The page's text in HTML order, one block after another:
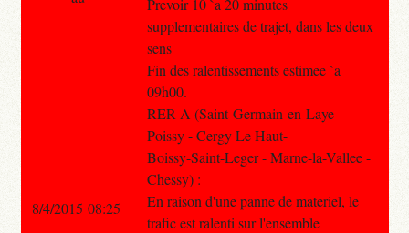
Prevoir 10 `a 20 minutes
supplementaires de trajet, dans les deux
sens
Fin des ralentissements estimee `a
09h00.
RER A (Saint-Germain-en-Laye -
Poissy - Cergy Le Haut-
Boissy-Saint-Leger - Marne-la-Vallee -
Chessy) :
En raison d'une panne de materiel, le
trafic est ralenti sur l'ensemble
8/4/2015 08:25